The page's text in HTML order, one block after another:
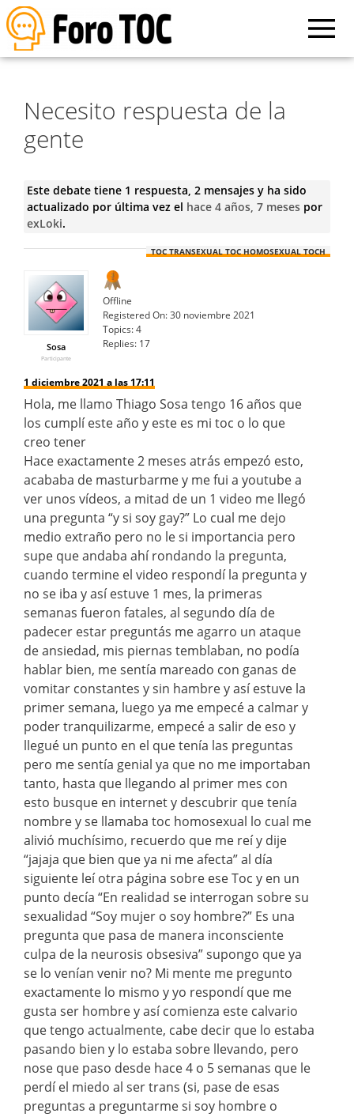
Necesito respuesta de la
gente
Este debate tiene 1 respuesta, 2 mensajes y ha sido
actualizado por última vez el hace 4 años, 7 mesespor
exLoki.
TOC TRANSEXUAL TOC HOMOSEXUAL TOCH
Sosa
Participante
Offline
Registered On:30 noviembre 2021
Topics:4
Replies: 17
1 diciembre 2021 a las 17:11
Hola, me llamo Thiago Sosa tengo 16 años que
los cumplí este año y este es mi toc o lo que
creo tener
Hace exactamente 2 meses atrás empezó esto,
acababa de masturbarme y me fui a youtube a
ver unos vídeos, a mitad de un 1 video me llegó
una pregunta “y si soy gay?” Lo cual me dejo
medio extraño pero no le si importancia pero
supe que andaba ahí rondando la pregunta,
cuando termine el video respondí la pregunta y
no se iba y así estuve 1 mes, la primeras
semanas fueron fatales, al segundo día de
padecer estar preguntás me agarro un ataque
de ansiedad, mis piernas temblaban, no podía
hablar bien, me sentía mareado con ganas de
vomitar constantes y sin hambre y así estuve la
primer semana, luego ya me empecé a calmar y
poder tranquilizarme, empecé a salir de eso y
llegué un punto en el que tenía las preguntas
pero me sentía genial ya que no me importaban
tanto, hasta que llegando al primer mes con
esto busque en internet y descubrir que tenía
nombre y se llamaba toc homosexual lo cual me
alivió muchísimo, recuerdo que me reí y dije
“jajaja que bien que ya ni me afecta” al día
siguiente leí otra página sobre ese Toc y en un
punto decía “En realidad se interrogan sobre su
sexualidad “Soy mujer o soy hombre?” Es una
pregunta que pasa de manera inconsciente
culpa de la neurosis obsesiva” supongo que ya
se lo venían venir no? Mi mente me pregunto
exactamente lo mismo y yo respondí que me
gusta ser hombre y así comienza este calvario
que tengo actualmente, cabe decir que lo estaba
pasando bien y lo estaba sobre llevando, pero
nose que paso desde hace 4 o 5 semanas que le
perdí el miedo al ser trans (si, pase de esas
preguntas a preguntarme si soy hombre o